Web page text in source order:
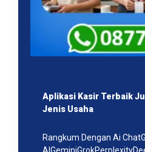
Aplikasi Kasir Terbaik
Jenis Usaha
Rangkum Dengan Ai